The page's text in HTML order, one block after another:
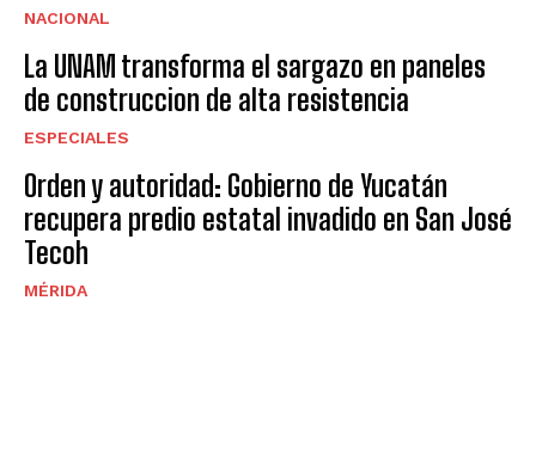
NACIONAL
La UNAM transforma el sargazo en paneles
de construccion de alta resistencia
ESPECIALES
Orden y autoridad: Gobierno de Yucatán
recupera predio estatal invadido en San José
Tecoh
MÉRIDA